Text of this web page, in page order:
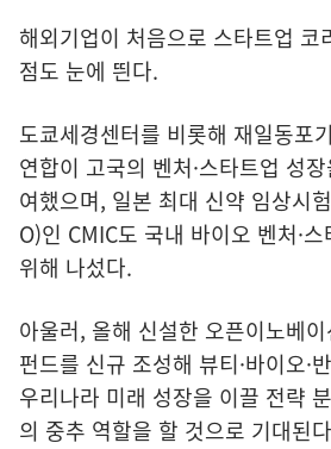
해외기업이 처음으로 스타트업 코
점도 눈에 띈다.
도쿄세경센터를 비롯해 재일동포
연합이 고국의 벤처·스타트업 성
여했으며, 일본 최대 신약 임상시
O)인 CMIC도 국내 바이오 벤처·스
위해 나섰다.
아울러, 올해 신설한 오픈이노베
펀드를 신규 조성해 뷰티·바이오·
우리나라 미래 성장을 이끌 전략
의 중추 역할을 할 것으로 기대된